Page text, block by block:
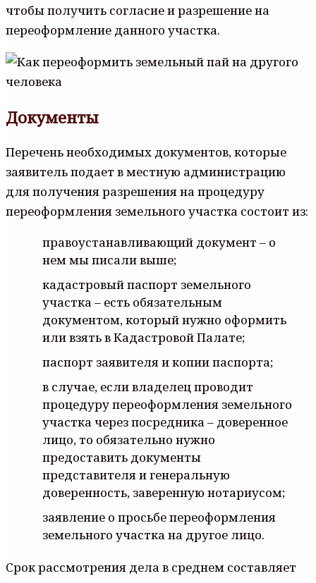
чтобы получить согласие и разрешение на
переоформление данного участка.
Документы
Перечень необходимых документов, которые
заявитель подает в местную администрацию
для получения разрешения на процедуру
переоформления земельного участка состоит из:
правоустанавливающий документ – о
нем мы писали выше;
кадастровый паспорт земельного
участка – есть обязательным
документом, который нужно оформить
или взять в Кадастровой Палате;
паспорт заявителя и копии паспорта;
в случае, если владелец проводит
процедуру переоформления земельного
участка через посредника – доверенное
лицо, то обязательно нужно
предоставить документы
представителя и генеральную
доверенность, заверенную нотариусом;
заявление о просьбе переоформления
земельного участка на другое лицо.
Срок рассмотрения дела в среднем составляет